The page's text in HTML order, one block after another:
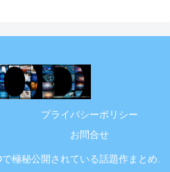
プライバシーポリシー
お問合せ
極秘公開されている話題作まとめ.